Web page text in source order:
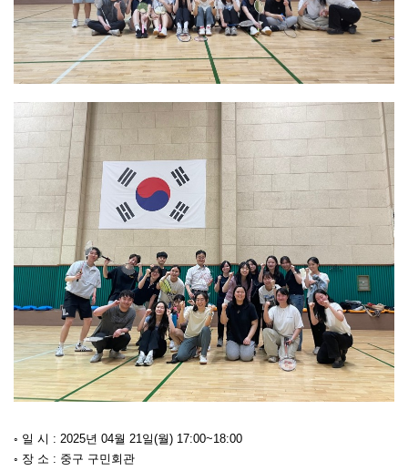
◦ 일 시 : 2025년 04월 21일(월) 17:00~18:00
◦ 장 소 : 중구 구민회관